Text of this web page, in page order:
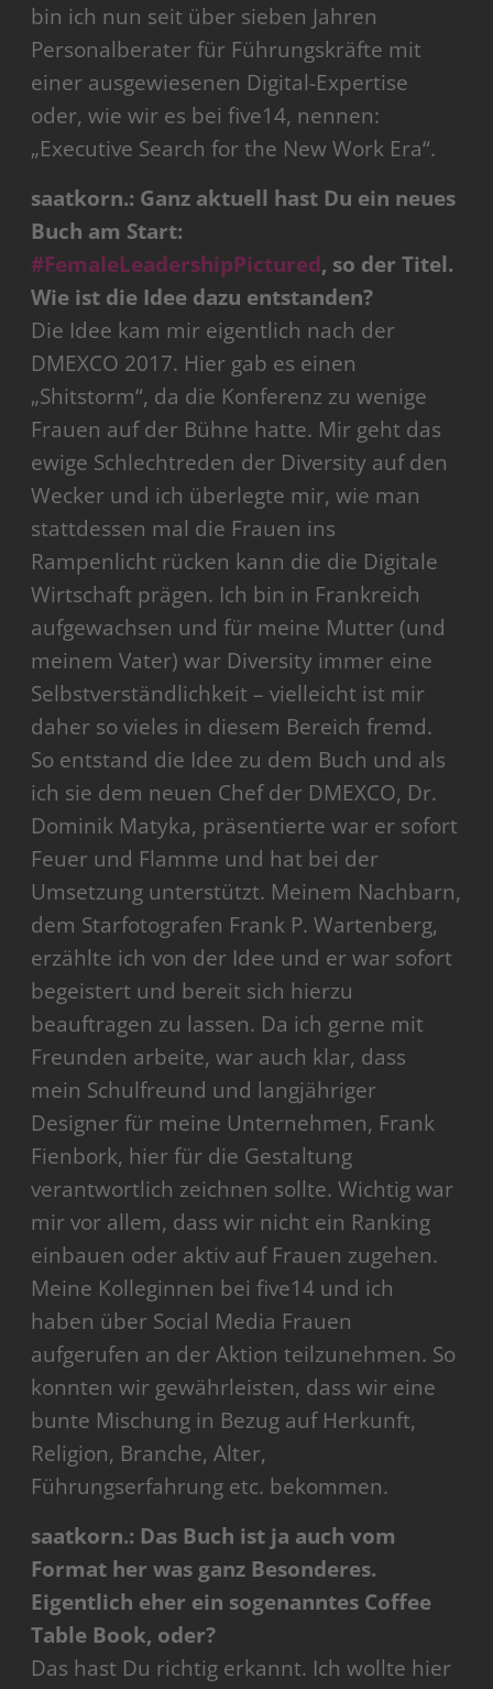
bin ich nun seit über sieben Jahren
Personalberater für Führungskräfte mit
einer ausgewiesenen Digital-Expertise
oder, wie wir es bei five14, nennen:
„Executive Search for the New Work Era“.
saatkorn.: Ganz aktuell hast Du ein neues
Buch am Start:
#FemaleLeadershipPictured, so der Titel.
Wie ist die Idee dazu entstanden?
Die Idee kam mir eigentlich nach der
DMEXCO 2017. Hier gab es einen
„Shitstorm“, da die Konferenz zu wenige
Frauen auf der Bühne hatte. Mir geht das
ewige Schlechtreden der Diversity auf den
Wecker und ich überlegte mir, wie man
stattdessen mal die Frauen ins
Rampenlicht rücken kann die die Digitale
Wirtschaft prägen. Ich bin in Frankreich
aufgewachsen und für meine Mutter (und
meinem Vater) war Diversity immer eine
Selbstverständlichkeit – vielleicht ist mir
daher so vieles in diesem Bereich fremd.
So entstand die Idee zu dem Buch und als
ich sie dem neuen Chef der DMEXCO, Dr.
Dominik Matyka, präsentierte war er sofort
Feuer und Flamme und hat bei der
Umsetzung unterstützt. Meinem Nachbarn,
dem Starfotografen Frank P. Wartenberg,
erzählte ich von der Idee und er war sofort
begeistert und bereit sich hierzu
beauftragen zu lassen. Da ich gerne mit
Freunden arbeite, war auch klar, dass
mein Schulfreund und langjähriger
Designer für meine Unternehmen, Frank
Fienbork, hier für die Gestaltung
verantwortlich zeichnen sollte. Wichtig war
mir vor allem, dass wir nicht ein Ranking
einbauen oder aktiv auf Frauen zugehen.
Meine Kolleginnen bei five14 und ich
haben über Social Media Frauen
aufgerufen an der Aktion teilzunehmen. So
konnten wir gewährleisten, dass wir eine
bunte Mischung in Bezug auf Herkunft,
Religion, Branche, Alter,
Führungserfahrung etc. bekommen.
saatkorn.: Das Buch ist ja auch vom
Format her was ganz Besonderes.
Eigentlich eher ein sogenanntes Coffee
Table Book, oder?
Das hast Du richtig erkannt. Ich wollte hier